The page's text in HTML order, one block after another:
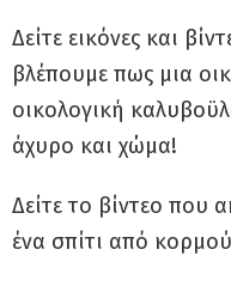
Δείτε εικόνες και
βλέπουμε πως μια
οικολογική
άχυρο και χώμα!
Δείτε το βίντεο που
ένα σπίτι από